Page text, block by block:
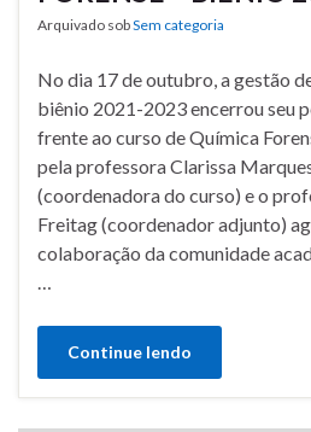
Arquivado sobSem categoria
No dia 17 de outubro, a gestão
biênio 2021-2023 encerrou seu
frente ao curso de Química
pela professora Clarissa
(coordenadora do curso) e o
Freitag (coordenador adjunto)
colaboração da comunidade
…
Continue lendo